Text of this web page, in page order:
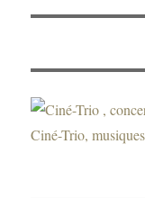
Ciné-Trio,